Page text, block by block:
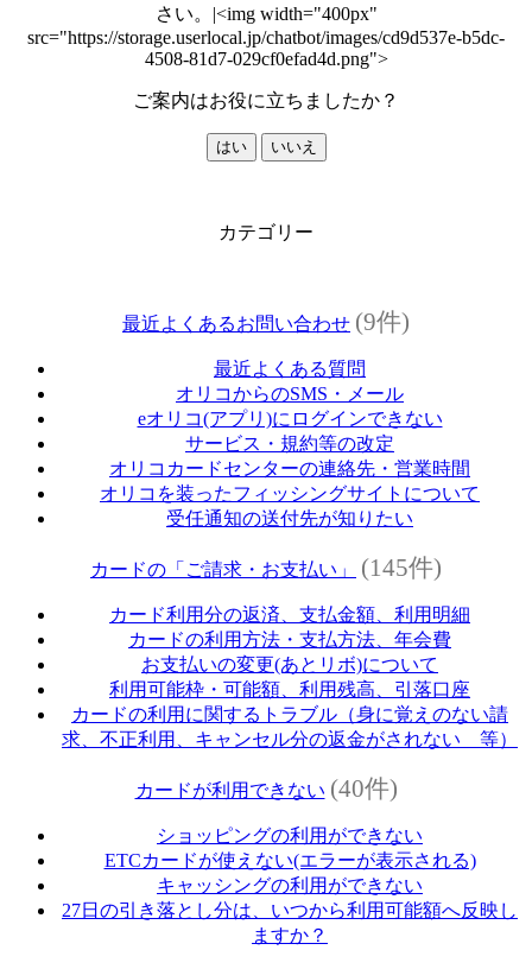
さい。|<img width="400px"
src="https://storage.userlocal.jp/chatbot/images/cd9d537e-b5dc-
4508-81d7-029cf0efad4d.png">
ご案内はお役に立ちましたか？
はい いいえ
カテゴリー
最近よくあるお問い合わせ (9件)
最近よくある質問
オリコからのSMS・メール
eオリコ(アプリ)にログインできない
サービス・規約等の改定
オリコカードセンターの連絡先・営業時間
オリコを装ったフィッシングサイトについて
受任通知の送付先が知りたい
カードの「ご請求・お支払い」 (145件)
カード利用分の返済、支払金額、利用明細
カードの利用方法・支払方法、年会費
お支払いの変更(あとリボ)について
利用可能枠・可能額、利用残高、引落口座
カードの利用に関するトラブル（身に覚えのない請
求、不正利用、キャンセル分の返金がされない 等）
カードが利用できない (40件)
ショッピングの利用ができない
ETCカードが使えない(エラーが表示される)
キャッシングの利用ができない
27日の引き落とし分は、いつから利用可能額へ反映し
ますか？